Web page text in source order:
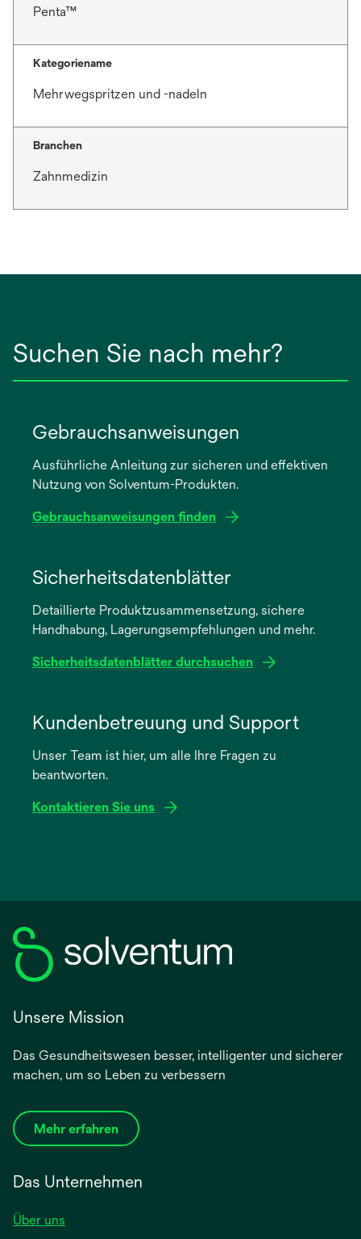
Penta™
Kategoriename
Mehrwegspritzen und -nadeln
Branchen
Zahnmedizin
Suchen Sie nach mehr?
Gebrauchsanweisungen
Ausführliche Anleitung zur sicheren und effektiven
Nutzung von Solventum-Produkten.
Gebrauchsanweisungen finden
neuen
Registerkarte
Sicherheitsdatenblätter
Detaillierte Produktzusammensetzung, sichere
Handhabung, Lagerungsempfehlungen und mehr.
Sicherheitsdatenblätter durchsuchen
neuen
Registerkarte
Kundenbetreuung und Support
Unser Team ist hier, um alle Ihre Fragen zu
beantworten.
Kontaktieren Sie uns
Unsere Mission
Das Gesundheitswesen besser, intelligenter und sicherer
machen, um so Leben zu verbessern
Mehr erfahren
Das Unternehmen
Über uns